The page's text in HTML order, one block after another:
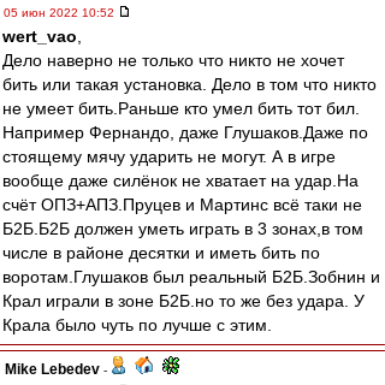
05 июн 2022 10:52
wert_vao
Дело наверно не только что никто не хочет
бить или такая установка. Дело в том что никто
не умеет бить.Раньше кто умел бить тот бил.
Например Фернандо, даже Глушаков.Даже по
стоящему мячу ударить не могут. А в игре
вообще даже силёнок не хватает на удар.На
счёт ОПЗ+АПЗ.Пруцев и Мартинс всё таки не
Б2Б.Б2Б должен уметь играть в 3 зонах,в том
числе в районе десятки и иметь бить по
воротам.Глушаков был реальный Б2Б.Зобнин и
Крал играли в зоне Б2Б.но то же без удара. У
Крала было чуть по лучше с этим.
Mike Lebedev -